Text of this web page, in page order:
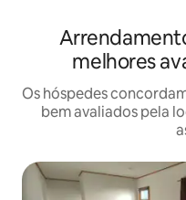
melhores
Os hóspedes
bem avaliados pela